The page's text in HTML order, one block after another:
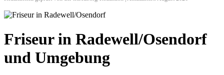
Friseur in Radewell/Osendorf
und Umgebung